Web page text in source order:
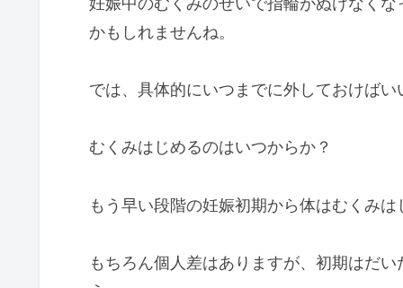
かもしれませんね。
では、具体的にいつまでに外しておけば
むくみはじめるのはいつからか？
もう早い段階の妊娠初期から体はむくみは
もちろん個人差はありますが、初期はだ